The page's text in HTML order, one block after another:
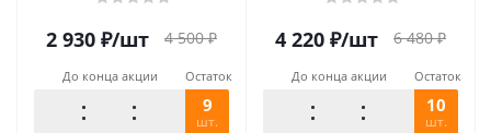
2 930 ₽/шт 4 500₽
До конца акции Остаток
9
шт.
4 220 ₽/шт 6 480₽
До конца акции Остаток
10
шт.